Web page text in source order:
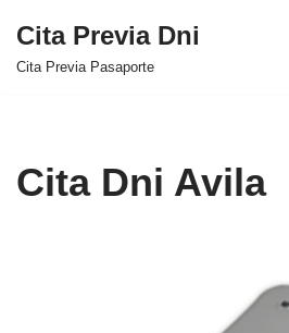
Saltar
Cita Previa Dni
Cita Previa Pasaporte
Cita Dni Avila